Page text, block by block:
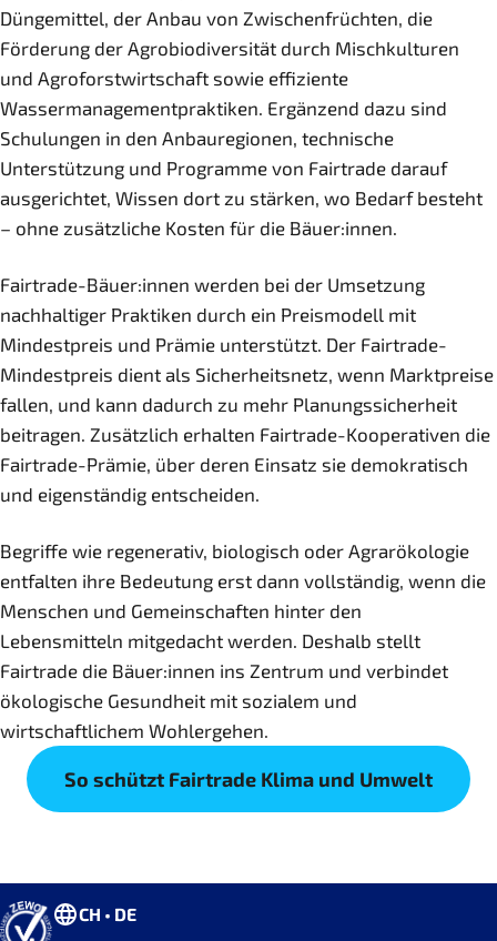
Düngemittel, der Anbau von Zwischenfrüchten, die
Förderung der Agrobiodiversität durch Mischkulturen
und Agroforstwirtschaft sowie effiziente
Wassermanagementpraktiken. Ergänzend dazu sind
Schulungen in den Anbauregionen, technische
Unterstützung und Programme von Fairtrade darauf
ausgerichtet, Wissen dort zu stärken, wo Bedarf besteht
– ohne zusätzliche Kosten für die Bäuer:innen.
Fairtrade-Bäuer:innen werden bei der Umsetzung
nachhaltiger Praktiken durch ein Preismodell mit
Mindestpreis und Prämie unterstützt. Der Fairtrade-
Mindestpreis dient als Sicherheitsnetz, wenn Marktpreise
fallen, und kann dadurch zu mehr Planungssicherheit
beitragen. Zusätzlich erhalten Fairtrade-Kooperativen die
Fairtrade-Prämie, über deren Einsatz sie demokratisch
und eigenständig entscheiden.
Begriffe wie regenerativ, biologisch oder Agrarökologie
entfalten ihre Bedeutung erst dann vollständig, wenn die
Menschen und Gemeinschaften hinter den
Lebensmitteln mitgedacht werden. Deshalb stellt
Fairtrade die Bäuer:innen ins Zentrum und verbindet
ökologische Gesundheit mit sozialem und
wirtschaftlichem Wohlergehen.
So schützt Fairtrade Klima und Umwelt
CH • DE